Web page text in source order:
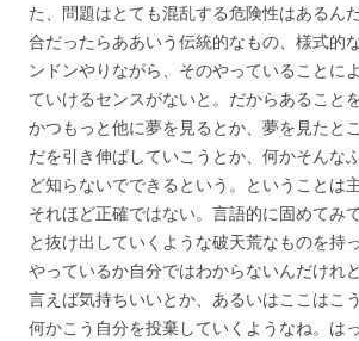
た、問題はとても混乱する危険性はあるん
合だったらああいう伝統的なもの、様式的
ンドンやりながら、そのやっていることに
ていけるセンスがないと。だからあること
かつもっと他に夢を見るとか、夢を見たと
だを引き伸ばしていこうとか、何かそんな
ど知らないでできるという。ということは
それほど正確ではない。言語的に固めてみ
と抜け出していくような破天荒なものを持
やっているか自分ではわからないんだけれ
言えば気持ちいいとか、あるいはここはこ
何かこう自分を投棄していくようなね。は